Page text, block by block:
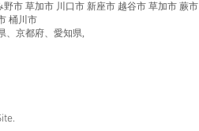
市 草加市 川口市 新座市 越谷市 草加市 蕨市
桶川市
、京都府、愛知県,